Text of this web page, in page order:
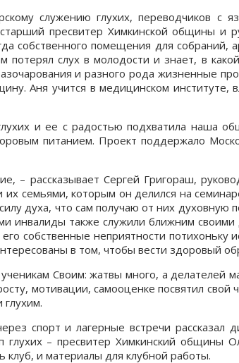
служению глухих, переводчиков с
пресвитер Химкинской общины
помещения для собраний,
слух в молодости и знает, в
и разного рода жизненные
Аня учится в медицинском институте,
и ее с радостью подхватила наша
питанием. Проект поддержало
– рассказывает Сергей Григораш,
семьями, которым он делился на
духа, что сам получаю от них
также служили ближним своими
собственные неприятности потихоньку
в том, чтобы вести здоровый
Своим: жатвы много, а делателей
мотивации, самооценке посвятил
спорт и лагерные встречи
– пресвитер Химкинский общины
клуб, и материалы для клубной работы.